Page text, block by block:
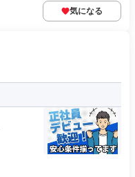
気になる